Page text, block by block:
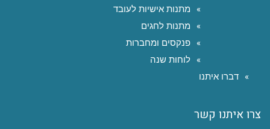
מתנות אישיות לעובד
מתנות לחגים
פנקסים ומחברות
לוחות שנה
דברו איתנו
צרו איתנו קשר